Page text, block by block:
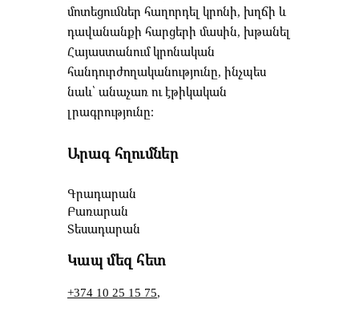
մոտեցումներ հաղորդել կրոնի, խղճի և
դավանանքի հարցերի մասին, խթանել
Հայաստանում կրոնական
հանդուրժողականությունը, ինչպես
նաև՝ անաչառ ու էթիկական
լրագրությունը։
Արագ հղումներ
Գրադարան
Բառարան
Տեսադարան
Կապ մեզ հետ
+374 10 25 15 75,